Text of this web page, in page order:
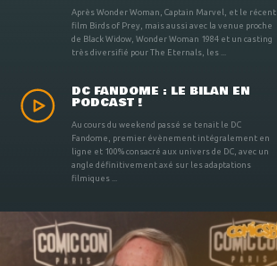
Après Wonder Woman, Captain Marvel, et le récent
film Birds of Prey, mais aussi avec la venue proche
de Black Widow, Wonder Woman 1984 et un casting
très diversifié pour The Eternals, les ...
DC FANDOME : LE BILAN EN
PODCAST !
Au cours du weekend passé se tenait le DC
Fandome, premier évènement intégralement en
ligne et 100% consacré aux univers de DC, avec un
angle définitivement axé sur les adaptations
filmiques ...